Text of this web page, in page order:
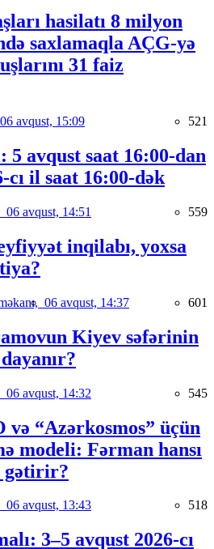
hasilatı 8 milyon
saxlamaqla AÇG-yə
31 faiz
06 avqust, 15:09 521
5 avqust saat 16:00-dan
cı il saat 16:00-dək
06 avqust, 14:51 559
inqilabı, yoxsa
06 avqust, 14:37 601
Kiyev səfərinin
06 avqust, 14:32 545
və “Azərkosmos” üçün
modeli: Fərman hansı
gətirir?
06 avqust, 13:43 518
3–5 avqust 2026-cı